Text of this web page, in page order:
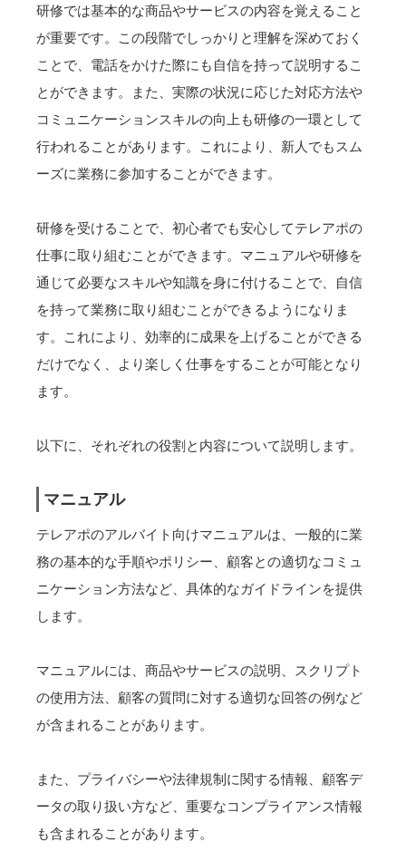
研修では基本的な商品やサービスの内容を覚えること
が重要です。この段階でしっかりと理解を深めておく
ことで、電話をかけた際にも自信を持って説明するこ
とができます。また、実際の状況に応じた対応方法や
コミュニケーションスキルの向上も研修の一環として
行われることがあります。これにより、新人でもスム
ーズに業務に参加することができます。
研修を受けることで、初心者でも安心してテレアポの
仕事に取り組むことができます。マニュアルや研修を
通じて必要なスキルや知識を身に付けることで、自信
を持って業務に取り組むことができるようになりま
す。これにより、効率的に成果を上げることができる
だけでなく、より楽しく仕事をすることが可能となり
ます。
以下に、それぞれの役割と内容について説明します。
マニュアル
テレアポのアルバイト向けマニュアルは、一般的に業
務の基本的な手順やポリシー、顧客との適切なコミュ
ニケーション方法など、具体的なガイドラインを提供
します。
マニュアルには、商品やサービスの説明、スクリプト
の使用方法、顧客の質問に対する適切な回答の例など
が含まれることがあります。
また、プライバシーや法律規制に関する情報、顧客デ
ータの取り扱い方など、重要なコンプライアンス情報
も含まれることがあります。